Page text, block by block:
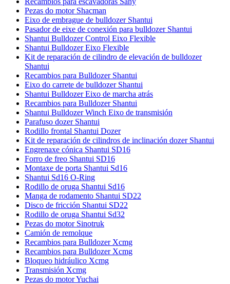
Pezas do motor Shacman
Eixo de embrague de bulldozer Shantui
Pasador de eixe de conexión para bulldozer Shantui
Shantui Bulldozer Control Eixo Flexible
Shantui Bulldozer Eixo Flexible
Kit de reparación de cilindro de elevación de bulldozer
Shantui
Recambios para Bulldozer Shantui
Eixo do carrete de bulldozer Shantui
Shantui Bulldozer Eixo de marcha atrás
Recambios para Bulldozer Shantui
Shantui Bulldozer Winch Eixo de transmisión
Parafuso dozer Shantui
Rodillo frontal Shantui Dozer
Kit de reparación de cilindros de inclinación dozer Shantui
Engrenaxe cónica Shantui SD16
Forro de freo Shantui SD16
Montaxe de porta Shantui Sd16
Shantui Sd16 O-Ring
Rodillo de oruga Shantui Sd16
Manga de rodamento Shantui SD22
Disco de fricción Shantui SD22
Rodillo de oruga Shantui Sd32
Pezas do motor Sinotruk
Camión de remolque
Recambios para Bulldozer Xcmg
Recambios para Bulldozer Xcmg
Bloqueo hidráulico Xcmg
Transmisión Xcmg
Pezas do motor Yuchai